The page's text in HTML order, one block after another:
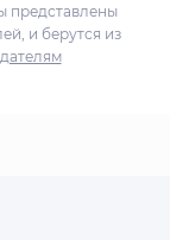
представлены
и берутся из